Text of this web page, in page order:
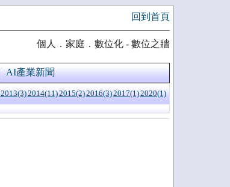
回到首頁
個人．家庭．數位化 - 數位之牆
AI產業新聞
2013(3)2014(11)2015(2)2016(3)2017(1)2020(1)